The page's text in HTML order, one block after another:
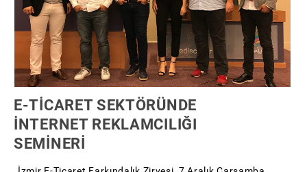
E-TİCARET SEKTÖRÜNDE
İNTERNET REKLAMCILIĞI
SEMİNERİ